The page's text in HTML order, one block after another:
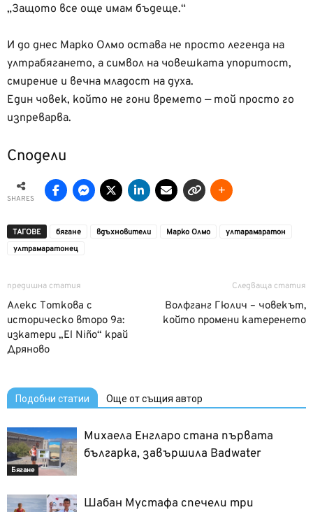
„Защото все още имам бъдеще.“
И до днес Марко Олмо остава не просто легенда на
ултрабягането, а символ на човешката упоритост,
смирение и вечна младост на духа.
Един човек, който не гони времето — той просто го
изпреварва.
Сподели
SHARES
ТАГОВЕ бягане вдъхновители Марко Олмо
ултарамаратон
ултрамаратонец
предишна статия
Алекс Тоткова с
историческо второ 9a:
изкатери „El Niño“ край
Дряново
Следваща статия
Волфганг Гюлич – човекът,
който промени катеренето
Подобни статии Още от същия автор
Бягане
Михаела Енгларо стана първата
българка, завършила Badwater
Шабан Мустафа спечели три